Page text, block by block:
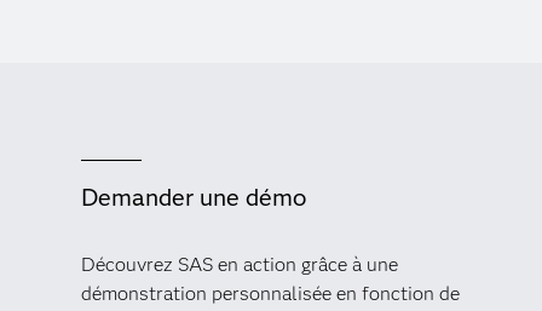
Demander une démo
Découvrez SAS en action grâce à une
démonstration personnalisée en fonction de